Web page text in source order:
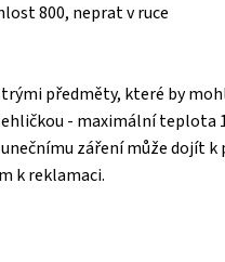
800, neprat v ruce
předměty, které by
- maximální teplota
záření může
k reklamaci.